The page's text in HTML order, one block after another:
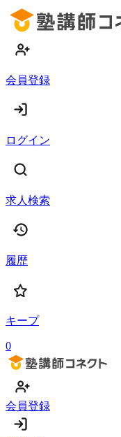
会員登録
ログイン
求人検索
履歴
キープ
0
会員登録